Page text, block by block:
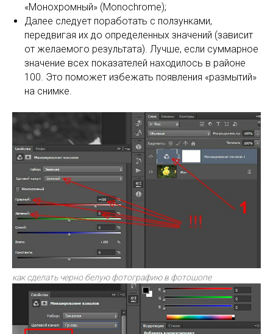
«Монохромный» (Monochrome);
Далее следует поработать с ползунками,
передвигая их до определенных значений (зависит
от желаемого результата). Лучше, если суммарное
значение всех показателей находилось в районе
100. Это поможет избежать появления «размытий»
на снимке.
как сделать черно белую фотографию в фотошопе